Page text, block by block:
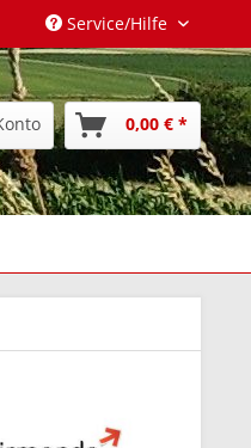
Service/Hilfe
0,00 € *